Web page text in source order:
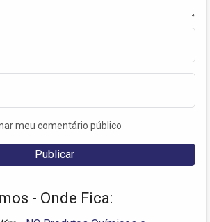
meu comentário público
- Onde Fica: